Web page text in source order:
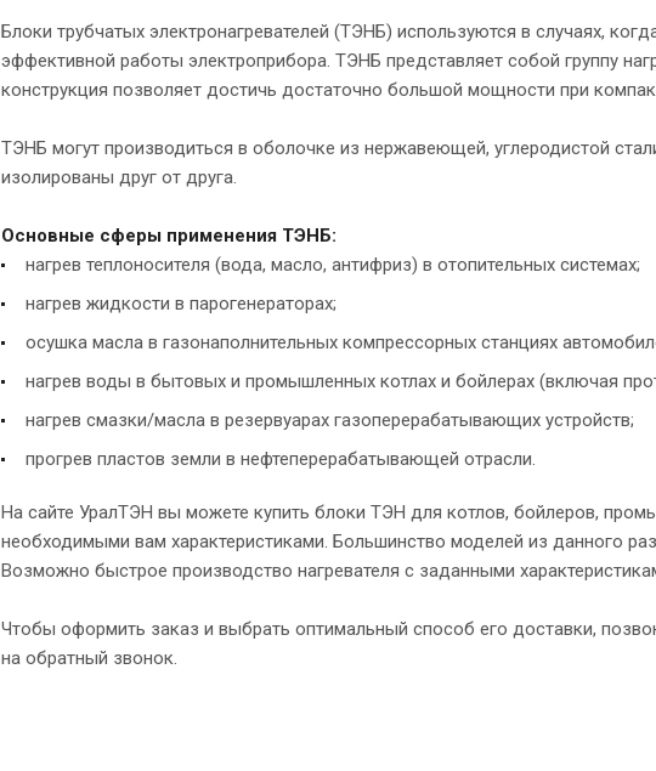
Блоки трубчатых электронагревателей (ТЭНБ) используются в случаях,
эффективной работы электроприбора. ТЭНБ представляет собой группу
конструкция позволяет достичь достаточно большой мощности при
ТЭНБ могут производиться в оболочке из нержавеющей, углеродистой
изолированы друг от друга.
Основные сферы применения ТЭНБ:
нагрев теплоносителя (вода, масло, антифриз) в отопительных системах;
нагрев жидкости в парогенераторах;
осушка масла в газонаполнительных компрессорных станциях
нагрев воды в бытовых и промышленных котлах и бойлерах (включая
нагрев смазки/масла в резервуарах газоперерабатывающих устройств;
прогрев пластов земли в нефтеперерабатывающей отрасли.
На сайте УралТЭН вы можете купить блоки ТЭН для котлов, бойлеров,
необходимыми вам характеристиками. Большинство моделей из данного
Возможно быстрое производство нагревателя с заданными
Чтобы оформить заказ и выбрать оптимальный способ его доставки,
на обратный звонок.